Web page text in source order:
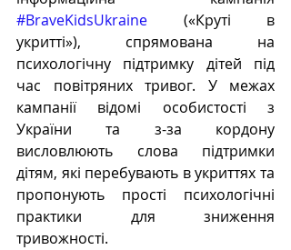
#BraveKidsUkraine («Круті в
укритті»), спрямована на
психологічну підтримку дітей під
час повітряних тривог. У межах
кампанії відомі особистості з
України та з-за кордону
висловлюють слова підтримки
дітям, які перебувають в укриттях та
пропонують прості психологічні
практики для зниження
тривожності.